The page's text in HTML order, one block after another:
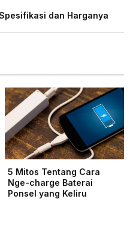
dan Harganya
5 Mitos Tentang Cara
Nge-charge Baterai
Ponsel yang Keliru